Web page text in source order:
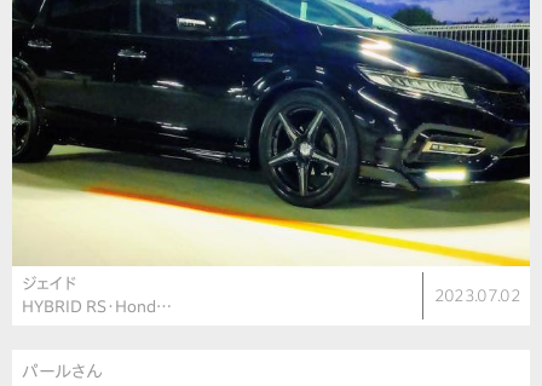
ジェイド
HYBRID RS・Hond…
2023.07.02
パールさん